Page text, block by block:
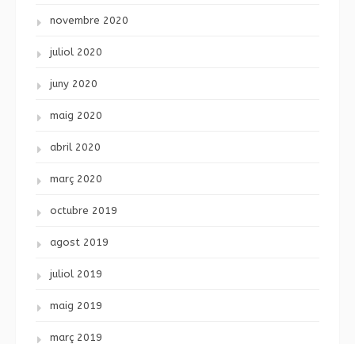
novembre 2020
juliol 2020
juny 2020
maig 2020
abril 2020
març 2020
octubre 2019
agost 2019
juliol 2019
maig 2019
març 2019